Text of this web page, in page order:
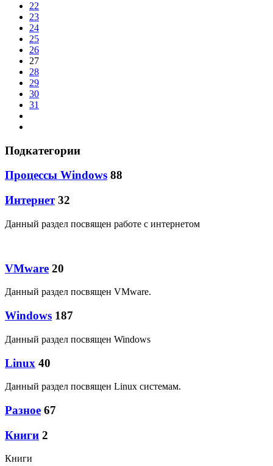
22
23
24
25
26
27
28
29
30
31
Подкатегории
Процессы Windows 88
Интернет 32
Данный раздел посвящен работе с интернетом
VMware 20
Данный раздел посвящен VMware.
Windows 187
Данный раздел посвящен Windows
Linux 40
Данный раздел посвящен Linux системам.
Разное 67
Книги 2
Книги